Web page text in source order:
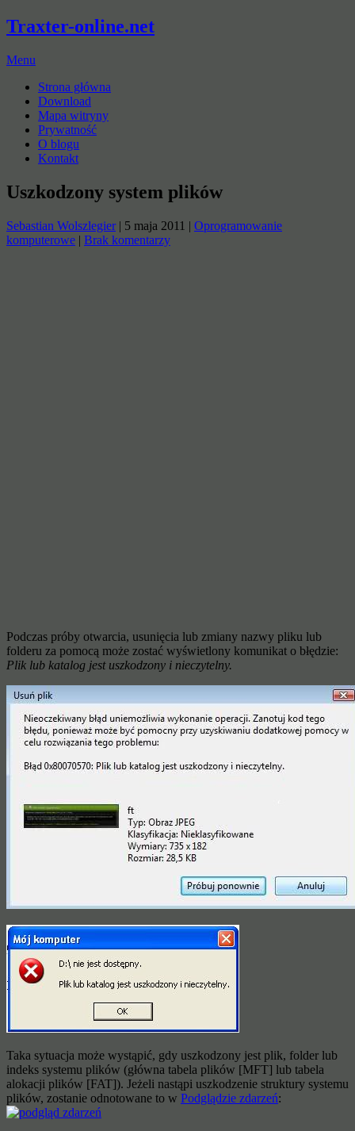
Traxter-online.net
Menu
Strona główna
Download
Mapa witryny
Prywatność
O blogu
Kontakt
Uszkodzony system plików
Sebastian Wolszlegier| 5 maja 2011 | Oprogramowanie
komputerowe | Brak komentarzy
Podczas próby otwarcia, usunięcia lub zmiany nazwy pliku lub
folderu za pomocą może zostać wyświetlony komunikat o błędzie:
Plik lub katalog jest uszkodzony i nieczytelny.
Taka sytuacja może wystąpić, gdy uszkodzony jest plik, folder lub
indeks systemu plików (główna tabela plików [MFT] lub tabela
alokacji plików [FAT]). Jeżeli nastąpi uszkodzenie struktury systemu
plików, zostanie odnotowane to w Podglądzie zdarzeń: